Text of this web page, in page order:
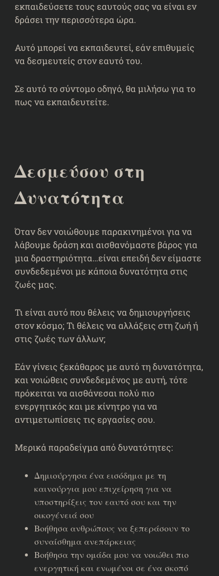
εκπαιδεύσετε τους εαυτούς σας να είναι εν
δράσει την περισσότερα ώρα.
Αυτό μπορεί να εκπαιδευτεί, εάν επιθυμείς
να δεσμευτείς στον εαυτό του.
Σε αυτό το σύντομο οδηγό, θα μιλήσω για το
πως να εκπαιδευτείτε.
Δεσμεύσου στη
Δυνατότητα
Όταν δεν νοιώθουμε παρακινημένοι για να
λάβουμε δράση και αισθανόμαστε βάρος για
μια δραστηριότητα…είναι επειδή δεν είμαστε
συνδεδεμένοι με κάποια δυνατότητα στις
ζωές μας.
Τι είναι αυτό που θέλεις να δημιουργήσεις
στον κόσμο; Τι θέλεις να αλλάξεις στη ζωή ή
στις ζωές των άλλων;
Εάν γίνεις ξεκάθαρος με αυτό τη δυνατότητα,
και νοιώθεις συνδεδεμένος με αυτή, τότε
πρόκειται να αισθάνεσαι πολύ πιο
ενεργητικός και με κίνητρο για να
αντιμετωπίσεις τις εργασίες σου.
Μερικά παραδείγμα από δυνατότητες:
Δημιούργησα ένα εισόδημα με τη
καινούργια μου επιχείρηση για να
υποστηρίξεις τον εαυτό σου και την
οικογένειά σου
Βοήθησα ανθρώπους να ξεπεράσουν το
συναίσθημα ανεπάρκειας
Βοήθησα την ομάδα μου να νοιώθει πιο
ενεργητική και ενωμένοι σε ένα σκοπό